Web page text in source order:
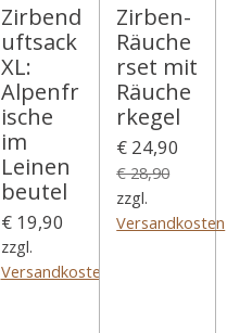
Zirbend
uftsack
XL:
Alpenfr
ische
im
Leinen
beutel
€ 19,90
zzgl.
Versandkosten
Zirben-
Räuche
rset mit
Räuche
rkegel
€ 24,90
€ 28,90
zzgl.
Versandkosten